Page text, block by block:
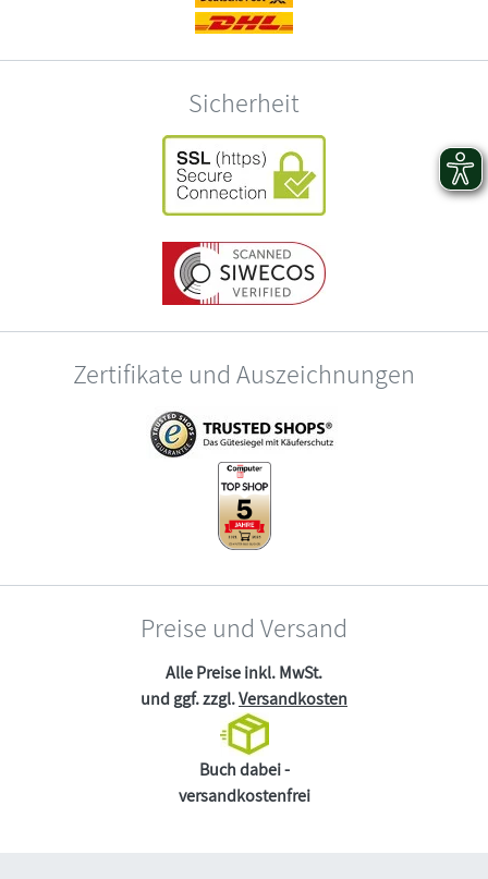
Sicherheit
Zertifikate und Auszeichnungen
Preise und Versand
Alle Preise inkl. MwSt.
und ggf. zzgl.Versandkosten
Buch dabei -
versandkostenfrei